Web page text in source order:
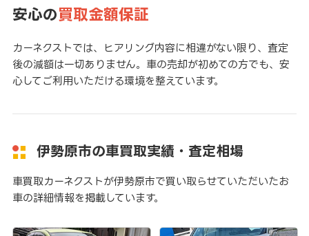
安心の買取金額保証
カーネクストでは、ヒアリング内容に相違がない限り、査定
後の減額は一切ありません。車の売却が初めての方でも、安
心してご利用いただける環境を整えています。
伊勢原市の車買取実績・査定相場
車買取カーネクストが伊勢原市で買い取らせていただいたお
車の詳細情報を掲載しています。